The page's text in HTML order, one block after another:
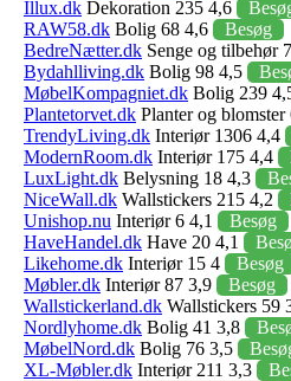
Illux.dk Dekoration 235 4,6
RAW58.dk Bolig 68 4,6
Besøg
BedreNætter.dk Senge og tilbehør
Bydahlliving.dk Bolig 98 4,5
MøbelKompagniet.dk Bolig 239
Plantetorvet.dk Planter og
TrendyLiving.dk Interiør 1306 4,4
ModernRoom.dk Interiør 175 4,4
LuxLight.dk Belysning 18 4,3
NiceWall.dk Wallstickers 215 4,2
Unishop.nu Interiør 6 4,1
Besøg
HaveHandel.dk Have 20 4,1
Likehome.dk Interiør 15 4
Besøg
Møbler.dk Interiør 87 3,9
Besøg
Wallstickerland.dk Wallstickers 59
Nordlyhome.dk Bolig 41 3,8
MøbelNord.dk Bolig 76 3,5
XL-Møbler.dk Interiør 211 3,3